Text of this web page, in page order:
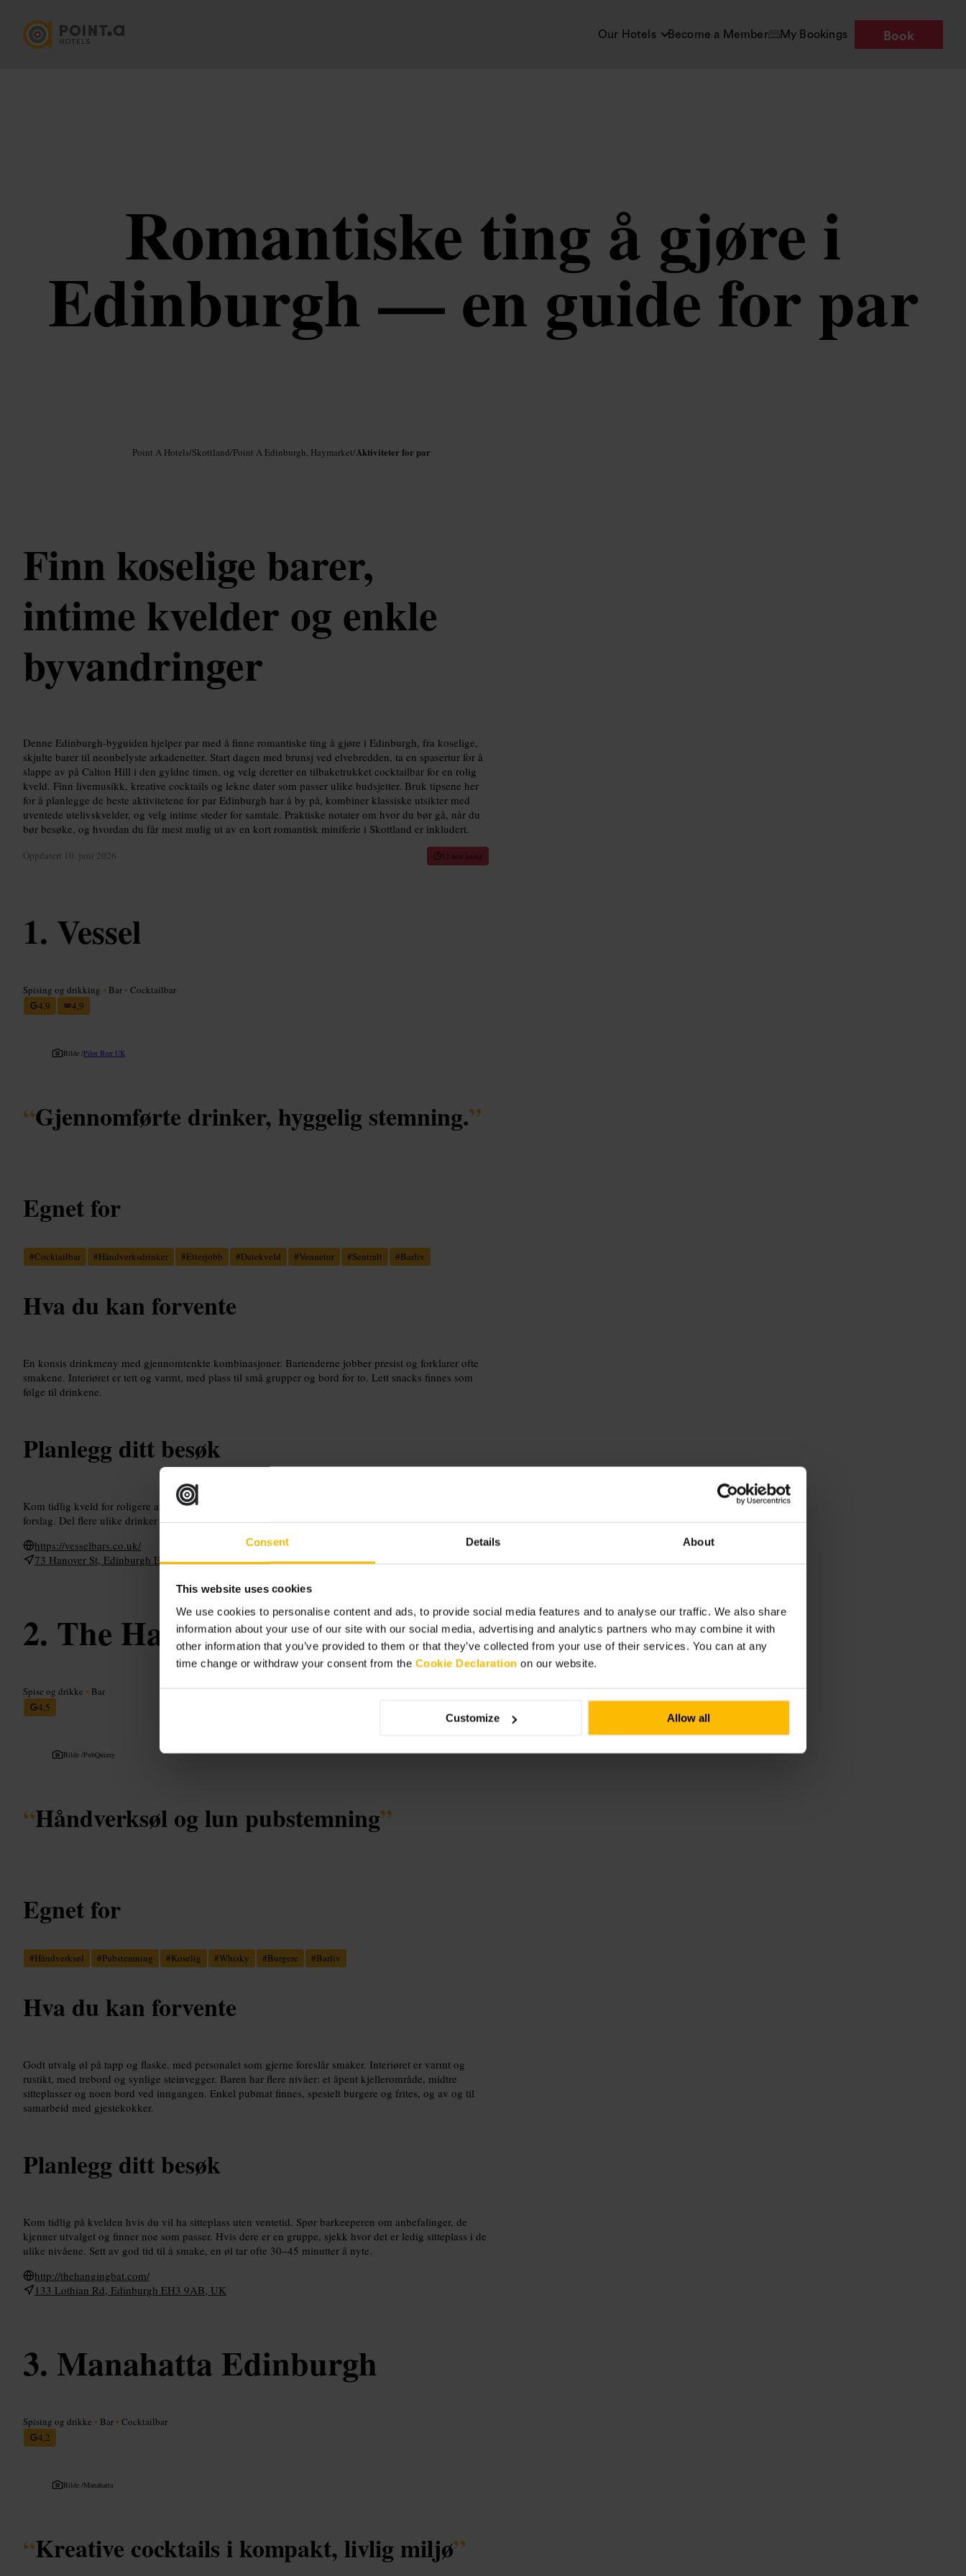
Consent Details About
This website uses cookies
We use cookies to personalise content and ads, to provide social media features and to analyse our traffic. We also share
information about your use of our site with our social media, advertising and analytics partners who may combine it with
other information that you’ve provided to them or that they’ve collected from your use of their services. You can at any
time change or withdraw your consent from the Cookie Declaration on our website.
Customize Allow all
Our Hotels Become a Member My Bookings Book
Romantiske ting å gjøre i
Edinburgh — en guide for par
Point A Hotels/Skottland/Point A Edinburgh, Haymarket/Aktiviteter for par
Finn koselige barer,
intime kvelder og enkle
byvandringer
Denne Edinburgh-byguiden hjelper par med å finne romantiske ting å gjøre i Edinburgh, fra koselige,
skjulte barer til neonbelyste arkadenetter. Start dagen med brunsj ved elvebredden, ta en spasertur for å
slappe av på Calton Hill i den gyldne timen, og velg deretter en tilbaketrukket cocktailbar for en rolig
kveld. Finn livemusikk, kreative cocktails og lekne dater som passer ulike budsjetter. Bruk tipsene her
for å planlegge de beste aktivitetene for par Edinburgh har å by på, kombiner klassiske utsikter med
uventede utelivskvelder, og velg intime steder for samtale. Praktiske notater om hvor du bør gå, når du
bør besøke, og hvordan du får mest mulig ut av en kort romantisk miniferie i Skottland er inkludert.
Oppdatert 10. juni 2026 12 min lesing
Vessel
Spising og drikking • Bar • Cocktailbar
4,9
4,9
Bilde /Pilot Beer UK
“Gjennomførte drinker, hyggelig stemning.”
Egnet for
#Cocktailbar #Håndverksdrinker #Etterjobb #Datekveld #Vennetur #Sentralt #Barliv
Hva du kan forvente
En konsis drinkmeny med gjennomtenkte kombinasjoner. Bartenderne jobber presist og forklarer ofte
smakene. Interiøret er tett og varmt, med plass til små grupper og bord for to. Lett snacks finnes som
følge til drinkene.
Planlegg ditt besøk
Kom tidlig kveld for roligere atmosfære og enklere plassering. Fortell bartenderen hva du liker, be om
forslag. Del flere ulike drinker for å smake menyen. Kle deg smart casual.
https://vesselbars.co.uk/
73 Hanover St, Edinburgh EH2 1EE, UK
The Hanging Bat
Spise og drikke • Bar
4,5
Bilde /PubQuizzy
“Håndverksøl og lun pubstemning”
Egnet for
#Håndverksøl #Pubstemning #Koselig #Whisky #Burgere #Barliv
Hva du kan forvente
Godt utvalg øl på tapp og flaske, med personalet som gjerne foreslår smaker. Interiøret er varmt og
rustikt, med trebord og synlige steinvegger. Baren har flere nivåer: et åpent kjellerområde, midtre
sitteplasser og noen bord ved inngangen. Enkel pubmat finnes, spesielt burgere og frites, og av og til
samarbeid med gjestekokker.
Planlegg ditt besøk
Kom tidlig på kvelden hvis du vil ha sitteplass uten ventetid. Spør barkeeperen om anbefalinger, de
kjenner utvalget og finner noe som passer. Hvis dere er en gruppe, sjekk hvor det er ledig sitteplass i de
ulike nivåene. Sett av god tid til å smake, en øl tar ofte 30–45 minutter å nyte.
http://thehangingbat.com/
133 Lothian Rd, Edinburgh EH3 9AB, UK
Manahatta Edinburgh
Spising og drikke • Bar • Cocktailbar
4,2
Bilde /Manahatta
“Kreative cocktails i kompakt, livlig miljø”